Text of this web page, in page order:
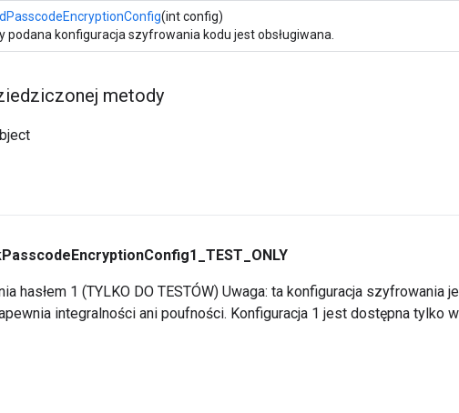
(int config)
podana konfiguracja szyfrowania kodu jest obsługiwana.
metody
PasscodeEncryptionConfig1 TEST ONLY
hasłem 1 (TYLKO DO TESTÓW) Uwaga: ta konfiguracja szyfrowania
integralności ani poufności. Konfiguracja 1 jest dostępna tylko